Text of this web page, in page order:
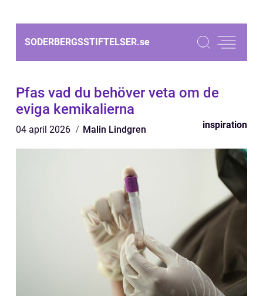
SODERBERGSSTIFTELSER.se
Pfas vad du behöver veta om de
eviga kemikalierna
04 april 2026 Malin Lindgren inspiration